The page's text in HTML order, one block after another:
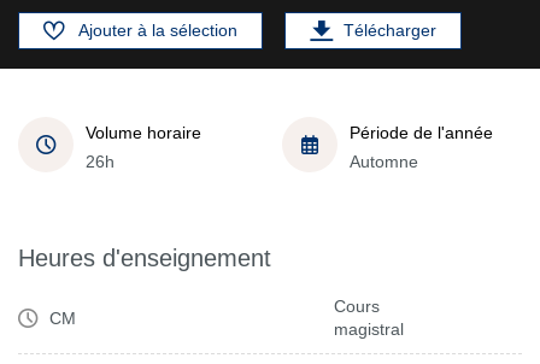
Ajouter à la sélection Télécharger
Volume horaire
26h
Période de l'année
Automne
Heures d'enseignement
CM
Cours
magistral